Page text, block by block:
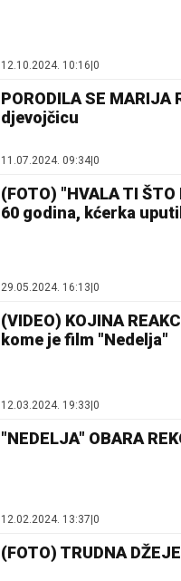
12.10.2024. 10:16|0
PORODILA SE
djevojčicu
11.07.2024. 09:34|0
(FOTO) "HVALA TI
60 godina, kćerka
29.05.2024. 16:13 0
(VIDEO) KOJINA
kome je film "Nedelja"
12.03.2024. 19:33 0
"NEDELJA" OBARA
12.02.2024. 13:37|0
(FOTO) TRUDNA